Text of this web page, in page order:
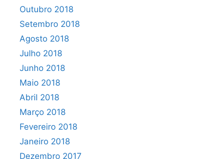
Outubro 2018
Setembro 2018
Agosto 2018
Julho 2018
Junho 2018
Maio 2018
Abril 2018
Março 2018
Fevereiro 2018
Janeiro 2018
Dezembro 2017